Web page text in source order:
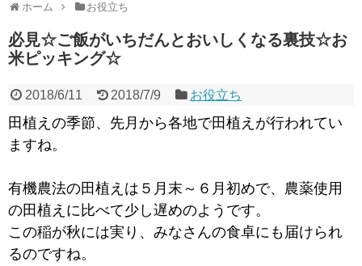
ホーム お役立ち
必見☆ご飯がいちだんとおいしくなる裏技☆お
米ピッキング☆
2018/6/11 2018/7/9 お役立ち
田植えの季節、先月から各地で田植えが行われてい
ますね。
有機農法の田植えは５月末～６月初めで、農薬使用
の田植えに比べて少し遅めのようです。
この稲が秋には実り、みなさんの食卓にも届けられ
るのですね。